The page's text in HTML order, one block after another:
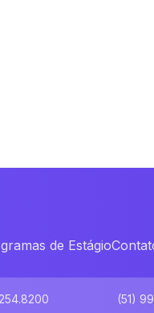
de Estágio
(51)